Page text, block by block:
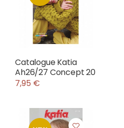
Catalogue Katia
Ah26/27 Concept 20
7,95 €